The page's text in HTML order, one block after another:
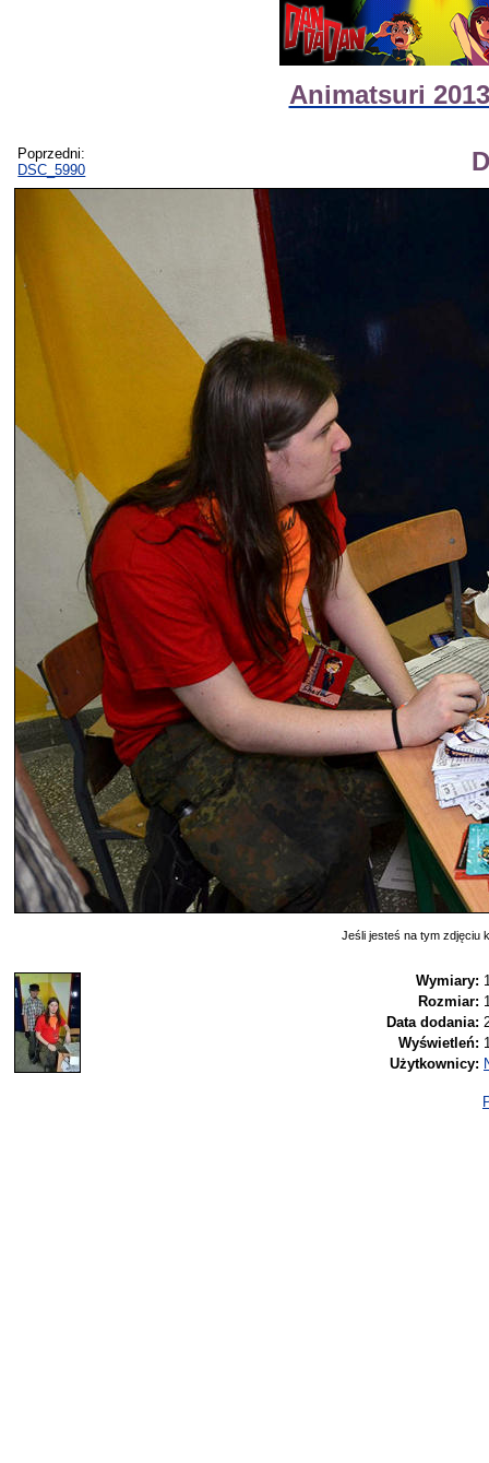
Animatsuri
Poprzedni:
DSC_5990
Jeśli jesteś na tym zdjęciu
Wymiary:
Rozmiar:
Data dodania:
Wyświetleń:
Użytkownicy: